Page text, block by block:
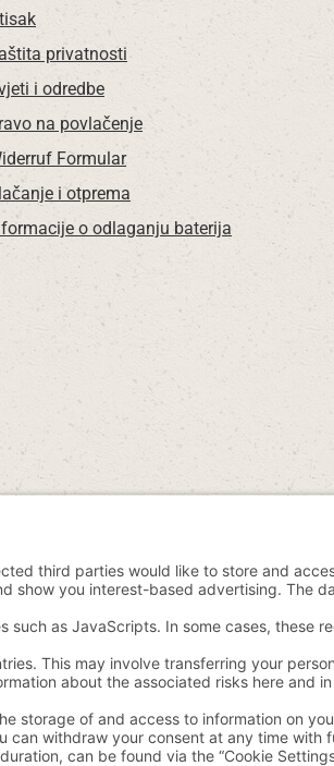
privatnosti
i odredbe
na povlačenje
Formular
i otprema
o odlaganju baterija